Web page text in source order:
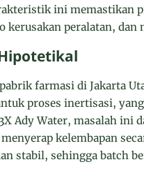
ini memastikan
kerusakan peralatan,
farmasi di Jakarta
proses inertisasi,
Ady Water, masalah ini
kelembapan
stabil, sehingga batch